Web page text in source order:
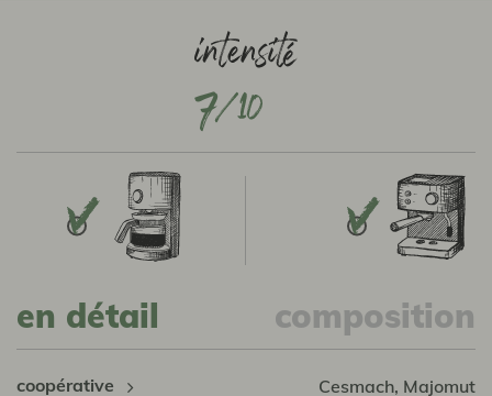
7
en détail composition
coopérative Cesmach, Majomut